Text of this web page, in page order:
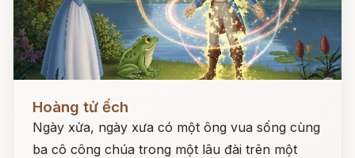
Hoàng tử ếch
Ngày xửa, ngày xưa có một ông vua sống cùng
ba cô công chúa trong một lâu đài trên một